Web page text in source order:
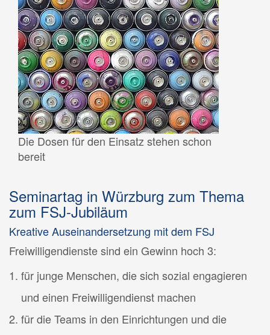
Die Dosen für den Einsatz stehen schon
bereit
Seminartag in Würzburg zum Thema
zum FSJ-Jubiläum
Kreative Auseinandersetzung mit dem FSJ
Freiwilligendienste sind ein Gewinn hoch 3:
für junge Menschen, die sich sozial engagieren
und einen Freiwilligendienst machen
für die Teams in den Einrichtungen und die